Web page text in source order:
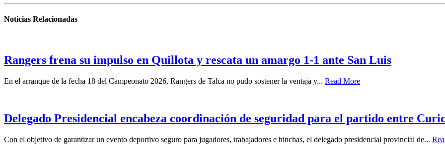
Noticias Relacionadas
Rangers frena su impulso en Quillota y rescata un amargo 1-1 ante San Luis
En el arranque de la fecha 18 del Campeonato 2026, Rangers de Talca no pudo sostener la ventaja y... Read More
Delegado Presidencial encabeza coordinación de seguridad para el partido entre
Con el objetivo de garantizar un evento deportivo seguro para jugadores, trabajadores e hinchas, el delegado presidencial provincial de...